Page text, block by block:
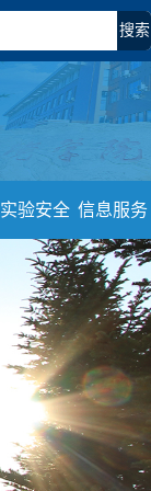
搜索
实验安全 信息服务